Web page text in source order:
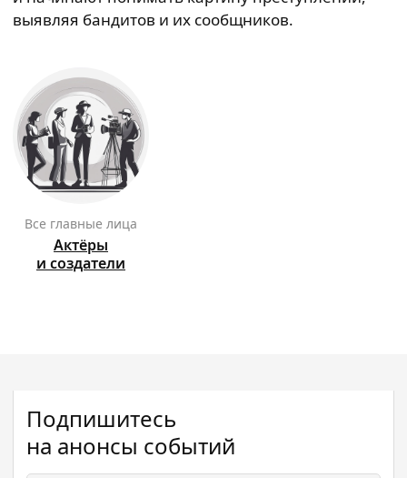
выявляя бандитов и их сообщников.
Все главные лица
Актёры
и создатели
Подпишитесь
на анонсы событий